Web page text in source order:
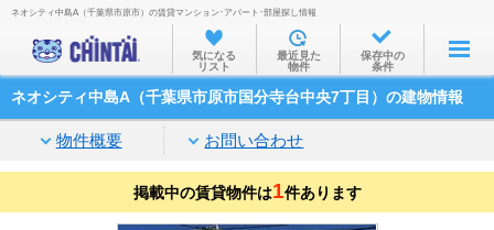
お部屋を探す
沿線・駅から
家賃相場から
通勤通学時間から
ネオシティ中島A（千葉県市原市）の賃貸マンション･アパート･部屋探し情報
気になる
リスト
最近見た
物件
保存中の
条件
ネオシティ中島A（千葉県市原市国分寺台中央7丁目）の建物情報
物件概要 お問い合わせ
掲載中の賃貸物件は1件あります